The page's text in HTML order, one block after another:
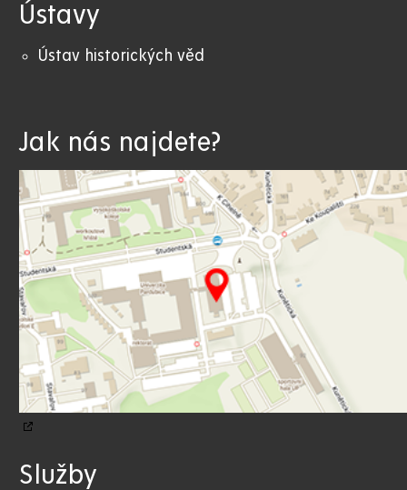
Ústavy
Ústav historických věd
Jak nás najdete?
Služby